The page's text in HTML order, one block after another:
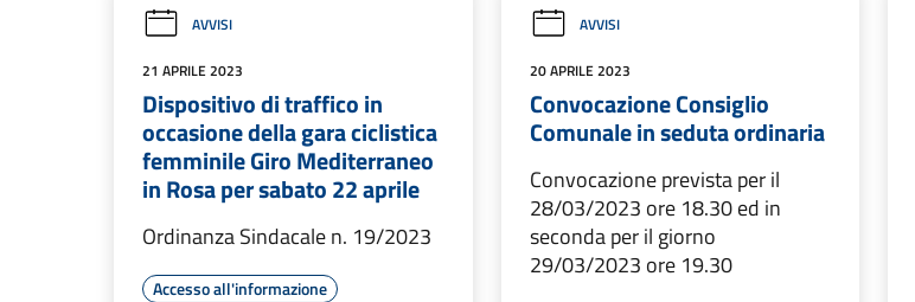
AVVISI
21 APRILE 2023
Dispositivo di traffico in
occasione della gara ciclistica
femminile Giro Mediterraneo
in Rosa per sabato 22 aprile
Ordinanza Sindacale n. 19/2023
Accesso all'informazione
AVVISI
20 APRILE 2023
Convocazione Consiglio
Comunale in seduta ordinaria
Convocazione prevista per il
28/03/2023 ore 18.30 ed in
seconda per il giorno
29/03/2023 ore 19.30